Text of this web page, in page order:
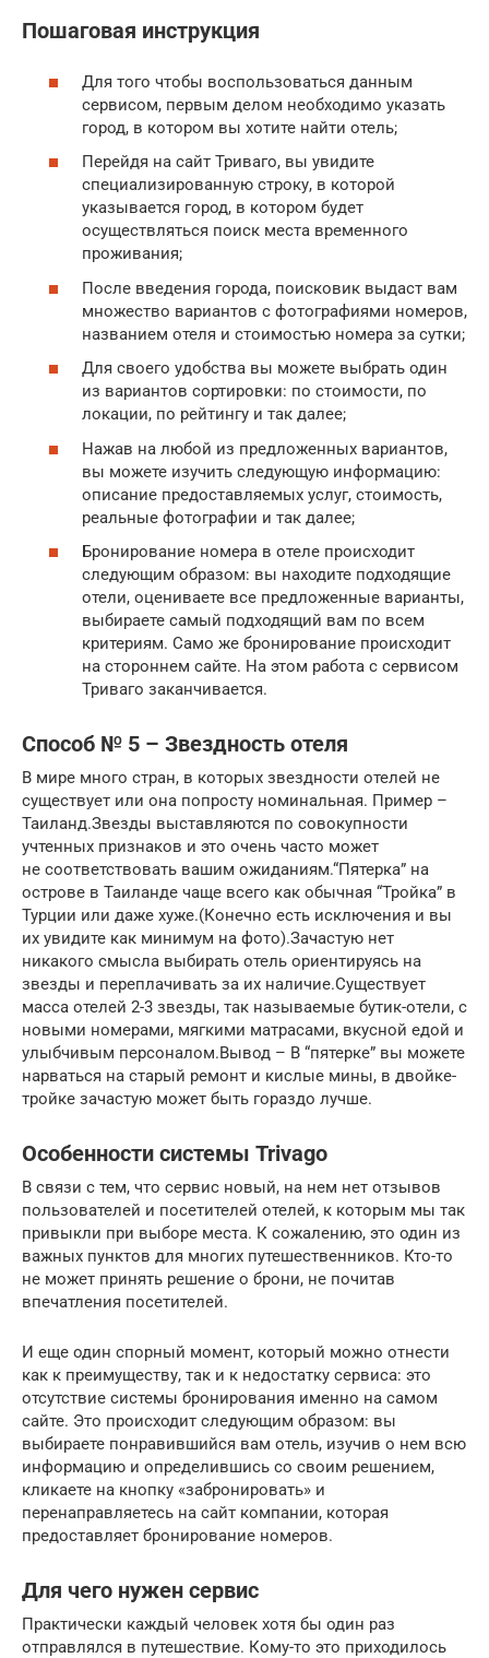
Пошаговая инструкция
Для того чтобы воспользоваться данным
сервисом, первым делом необходимо указать
город, в котором вы хотите найти отель;
Перейдя на сайт Триваго, вы увидите
специализированную строку, в которой
указывается город, в котором будет
осуществляться поиск места временного
проживания;
После введения города, поисковик выдаст вам
множество вариантов с фотографиями номеров,
названием отеля и стоимостью номера за сутки;
Для своего удобства вы можете выбрать один
из вариантов сортировки: по стоимости, по
локации, по рейтингу и так далее;
Нажав на любой из предложенных вариантов,
вы можете изучить следующую информацию:
описание предоставляемых услуг, стоимость,
реальные фотографии и так далее;
Бронирование номера в отеле происходит
следующим образом: вы находите подходящие
отели, оцениваете все предложенные варианты,
выбираете самый подходящий вам по всем
критериям. Само же бронирование происходит
на стороннем сайте. На этом работа с сервисом
Триваго заканчивается.
Способ № 5 – Звездность отеля
В мире много стран, в которых звездности отелей не
существует или она попросту номинальная. Пример –
Таиланд.Звезды выставляются по совокупности
учтенных признаков и это очень часто может
не соответствовать вашим ожиданиям.“Пятерка” на
острове в Таиланде чаще всего как обычная “Тройка” в
Турции или даже хуже.(Конечно есть исключения и вы
их увидите как минимум на фото).Зачастую нет
никакого смысла выбирать отель ориентируясь на
звезды и переплачивать за их наличие.Существует
масса отелей 2-3 звезды, так называемые бутик-отели, с
новыми номерами, мягкими матрасами, вкусной едой и
улыбчивым персоналом.Вывод – В “пятерке” вы можете
нарваться на старый ремонт и кислые мины, в двойке-
тройке зачастую может быть гораздо лучше.
Особенности системы Trivago
В связи с тем, что сервис новый, на нем нет отзывов
пользователей и посетителей отелей, к которым мы так
привыкли при выборе места. К сожалению, это один из
важных пунктов для многих путешественников. Кто-то
не может принять решение о брони, не почитав
впечатления посетителей.
И еще один спорный момент, который можно отнести
как к преимуществу, так и к недостатку сервиса: это
отсутствие системы бронирования именно на самом
сайте. Это происходит следующим образом: вы
выбираете понравившийся вам отель, изучив о нем всю
информацию и определившись со своим решением,
кликаете на кнопку «забронировать» и
перенаправляетесь на сайт компании, которая
предоставляет бронирование номеров.
Для чего нужен сервис
Практически каждый человек хотя бы один раз
отправлялся в путешествие. Кому-то это приходилось